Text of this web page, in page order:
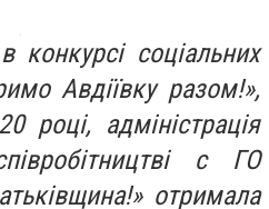
конкурсі соціальних
Авдіївку разом!»,
році, адміністрація
с ГО
отримала